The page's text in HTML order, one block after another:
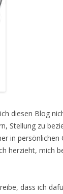
diesen Blog
Stellung zu
in persönlichen
herzieht, mich
dass ich